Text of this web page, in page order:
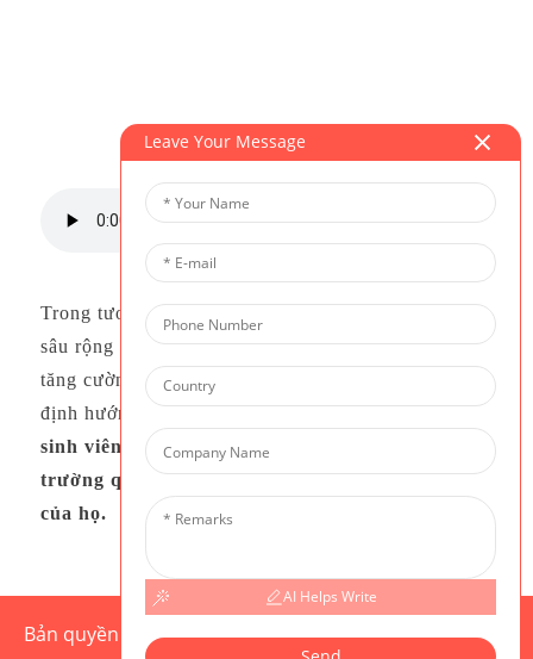
Trong tương lai, CIS sẽ tiếp tục mở rộng hợp tác
sâu rộng với các trường đại học trên toàn thế giới,
tăng cường mối liên hệ giữa học thuật và hoạch
định hướng nghề nghiệp.Điều này sẽ giúp nhiều
sinh viên CIS tự tin và rõ ràng hơn khi bước ra
trường quốc tế, mở đường cho tương lai độc đáo
của họ.
Bản quyền © 2025 CIS. Mọi quyền được bảo lưu.Sơ đồ
Leave Your Message
AI Helps Write